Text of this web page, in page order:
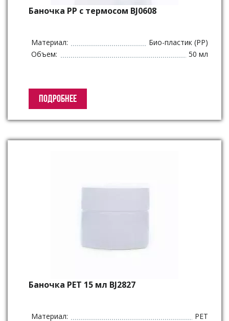
Баночка PP c термосом BJ0608
Материал:
Био-пластик (PP)
Объем:
50 мл
ПОДРОБНЕЕ
Баночка PET 15 мл BJ2827
Материал:
PET